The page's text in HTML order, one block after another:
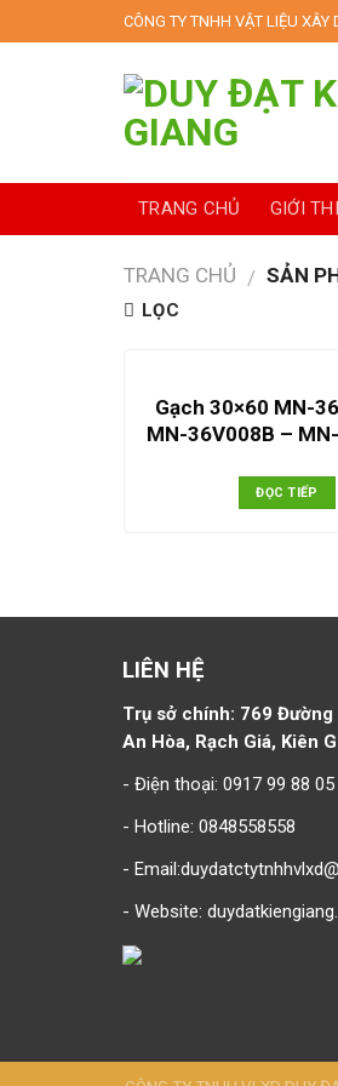
to
CÔNG TY TNHH VẬT LIỆU
TRANG CHỦ GIỚI
TRANG CHỦ / SẢN
LỌC
Gạch 30×60 MN-
MN-36V008B –
ĐỌC TIẾP
LIÊN HỆ
Trụ sở chính: 769
An Hòa, Rạch Giá, Kiên
- Điện thoại: 0917 99 88 05
- Hotline: 0848558558
-
- Website: